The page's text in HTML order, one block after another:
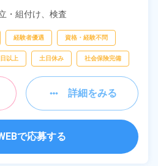
・組付け、 検査
経験者優遇 資格・経験不問
以上 土日休み 社会保険完備
詳細をみる
で応募する